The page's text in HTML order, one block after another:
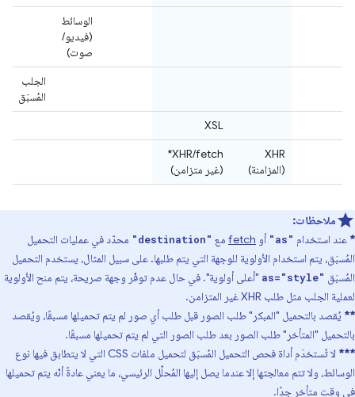
الوسائط
(فيديو/
صوت)
الجلب
المُسبَق
XSL
XHR
(المزامنة)
XHR/fetch*
(غير متزامن)
ملاحظات:
* عند استخدام "as" أو fetch مع "destination" محدّد في عمليات التحميل
المُسبَق، يتم استخدام الأولوية للوجهة التي يتم طلبها. على سبيل المثال، يستخدم التحميل
المُسبَق as="style" "أعلى أولوية". في حال عدم توفّر وجهة صريحة، يتم منح الأولوية
لعملية الجلب مثل طلب XHR غير المتزامن.
** يُقصد بالتحميل "المبكر" طلب الصور قبل طلب أي صور لم يتم تحميلها مسبقًا، ويُقصد
بالتحميل "المتأخر" طلب الصور بعد طلب الصور التي لم يتم تحميلها مسبقًا.
***
لا تُستخدَم أداة فحص التحميل المُسبَق لتحميل ملفات CSS التي لا يتطابق فيها نوع
الوسائط، ولا تتم معالجتها إلا عندما يصل إليها المُحلِّل الرئيسي، ما يعني عادةً أنّه يتم تحميلها
في وقت متأخر جدًا.